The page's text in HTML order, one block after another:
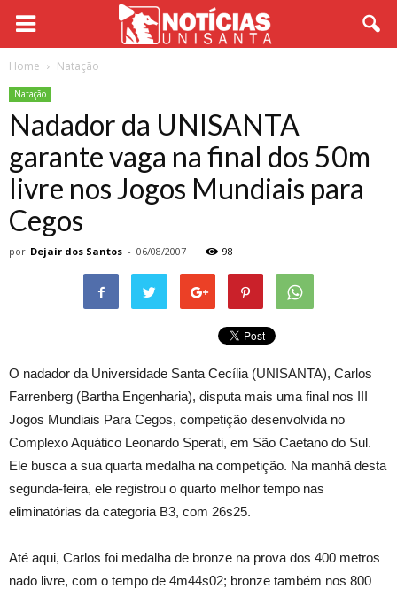
Home Natação
Natação
Nadador da UNISANTA
garante vaga na final dos 50m
livre nos Jogos Mundiais para
Cegos
por Dejair dos Santos - 06/08/2007 98
O nadador da Universidade Santa Cecília (UNISANTA), Carlos
Farrenberg (Bartha Engenharia), disputa mais uma final nos III
Jogos Mundiais Para Cegos, competição desenvolvida no
Complexo Aquático Leonardo Sperati, em São Caetano do Sul.
Ele busca a sua quarta medalha na competição. Na manhã desta
segunda-feira, ele registrou o quarto melhor tempo nas
eliminatórias da categoria B3, com 26s25.
Até aqui, Carlos foi medalha de bronze na prova dos 400 metros
nado livre, com o tempo de 4m44s02; bronze também nos 800